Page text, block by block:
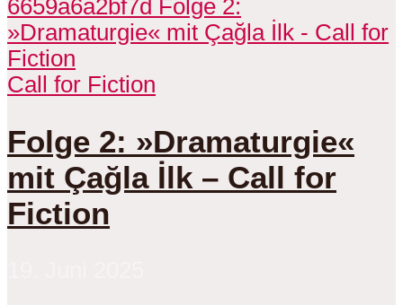
Call for Fiction
Folge 2: »Dramaturgie«
mit Çağla İlk – Call for
Fiction